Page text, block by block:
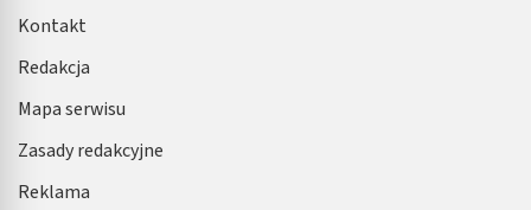
Kontakt
Redakcja
Mapa serwisu
Zasady redakcyjne
Reklama